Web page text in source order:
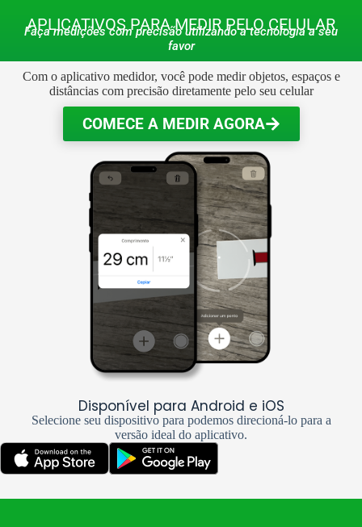
APLICATIVOS PARA MEDIR PELO CELULAR
Faça medições com precisão utilizando a tecnologia a seu
favor
Com o aplicativo medidor, você pode medir objetos, espaços e
distâncias com precisão diretamente pelo seu celular
COMECE A MEDIR AGORA
Disponível para Android e iOS
Selecione seu dispositivo para podemos direcioná-lo para a
versão ideal do aplicativo.